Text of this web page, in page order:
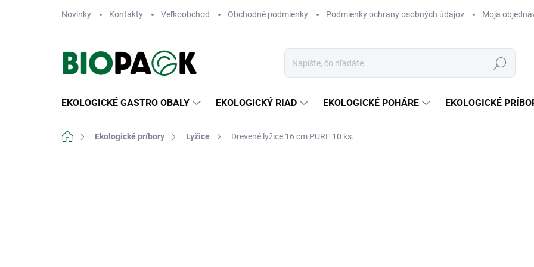
Novinky Kontakty Veľkoobchod Obchodné podmienky Podmienky ochrany osobných údajov Moja
Hľadať
EKOLOGICKÉ GASTRO OBALY EKOLOGICKÝ RIAD EKOLOGICKÉ POHÁRE EKOLOGICKÉ
DomovEkologické príbory Lyžice Drevené lyžice 16 cm PURE 10 ks.